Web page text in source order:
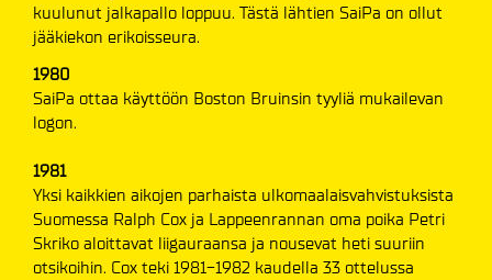
kuulunut jalkapallo loppuu. Tästä lähtien SaiPa on ollut
jääkiekon erikoisseura.
1980
SaiPa ottaa käyttöön Boston Bruinsin tyyliä mukailevan
logon.
1981
Yksi kaikkien aikojen parhaista ulkomaalaisvahvistuksista
Suomessa Ralph Cox ja Lappeenrannan oma poika Petri
Skriko aloittavat liigauraansa ja nousevat heti suuriin
otsikoihin. Cox teki 1981-1982 kaudella 33 ottelussa